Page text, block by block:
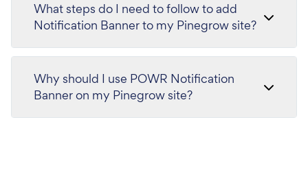
What steps do I need to follow to add
Notification Banner to my Pinegrow site?
Why should I use POWR Notification
Banner on my Pinegrow site?